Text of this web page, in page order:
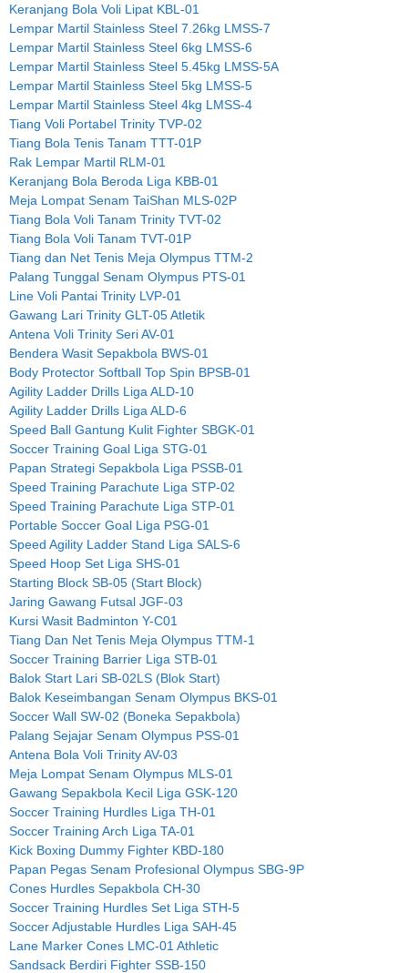
Keranjang Bola Voli Lipat KBL-01
Lempar Martil Stainless Steel 7.26kg LMSS-7
Lempar Martil Stainless Steel 6kg LMSS-6
Lempar Martil Stainless Steel 5.45kg LMSS-5A
Lempar Martil Stainless Steel 5kg LMSS-5
Lempar Martil Stainless Steel 4kg LMSS-4
Tiang Voli Portabel Trinity TVP-02
Tiang Bola Tenis Tanam TTT-01P
Rak Lempar Martil RLM-01
Keranjang Bola Beroda Liga KBB-01
Meja Lompat Senam TaiShan MLS-02P
Tiang Bola Voli Tanam Trinity TVT-02
Tiang Bola Voli Tanam TVT-01P
Tiang dan Net Tenis Meja Olympus TTM-2
Palang Tunggal Senam Olympus PTS-01
Line Voli Pantai Trinity LVP-01
Gawang Lari Trinity GLT-05 Atletik
Antena Voli Trinity Seri AV-01
Bendera Wasit Sepakbola BWS-01
Body Protector Softball Top Spin BPSB-01
Agility Ladder Drills Liga ALD-10
Agility Ladder Drills Liga ALD-6
Speed Ball Gantung Kulit Fighter SBGK-01
Soccer Training Goal Liga STG-01
Papan Strategi Sepakbola Liga PSSB-01
Speed Training Parachute Liga STP-02
Speed Training Parachute Liga STP-01
Portable Soccer Goal Liga PSG-01
Speed Agility Ladder Stand Liga SALS-6
Speed Hoop Set Liga SHS-01
Starting Block SB-05 (Start Block)
Jaring Gawang Futsal JGF-03
Kursi Wasit Badminton Y-C01
Tiang Dan Net Tenis Meja Olympus TTM-1
Soccer Training Barrier Liga STB-01
Balok Start Lari SB-02LS (Blok Start)
Balok Keseimbangan Senam Olympus BKS-01
Soccer Wall SW-02 (Boneka Sepakbola)
Palang Sejajar Senam Olympus PSS-01
Antena Bola Voli Trinity AV-03
Meja Lompat Senam Olympus MLS-01
Gawang Sepakbola Kecil Liga GSK-120
Soccer Training Hurdles Liga TH-01
Soccer Training Arch Liga TA-01
Kick Boxing Dummy Fighter KBD-180
Papan Pegas Senam Profesional Olympus SBG-9P
Cones Hurdles Sepakbola CH-30
Soccer Training Hurdles Set Liga STH-5
Soccer Adjustable Hurdles Liga SAH-45
Lane Marker Cones LMC-01 Athletic
Sandsack Berdiri Fighter SSB-150